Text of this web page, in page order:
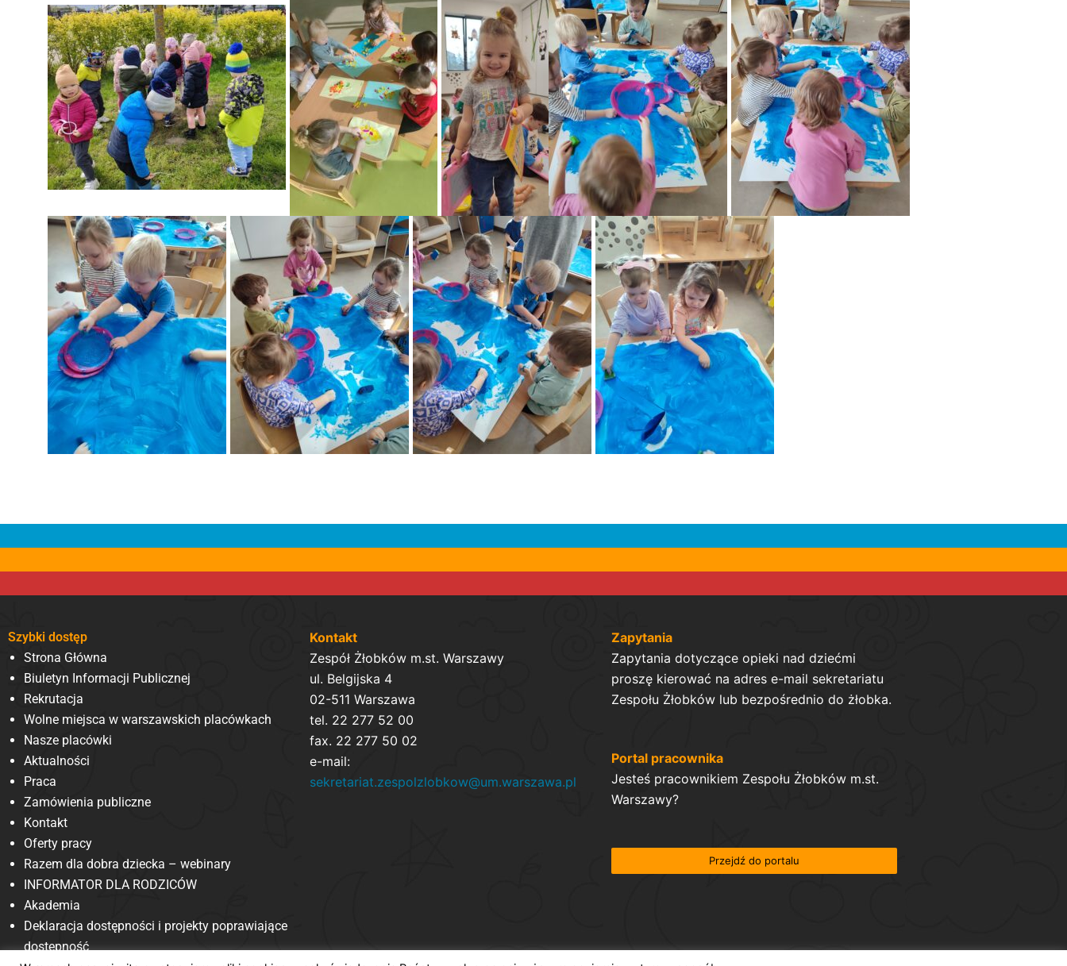
Szybki dostęp
Strona Główna
Biuletyn Informacji Publicznej
Rekrutacja
Wolne miejsca w warszawskich placówkach
Nasze placówki
Aktualności
Praca
Zamówienia publiczne
Kontakt
Oferty pracy
Razem dla dobra dziecka – webinary
INFORMATOR DLA RODZICÓW
Akademia
Deklaracja dostępności i projekty poprawiające
dostępność
Kontakt
Zespół Żłobków m.st. Warszawy
ul. Belgijska 4
02-511 Warszawa
tel. 22 277 52 00
fax. 22 277 50 02
e-mail:
sekretariat.zespolzlobkow@um.warszawa.pl
Zapytania
Zapytania dotyczące opieki nad dziećmi
proszę kierować na adres e-mail sekretariatu
Zespołu Żłobków lub bezpośrednio do żłobka.
Portal pracownika
Jesteś pracownikiem Zespołu Żłobków m.st.
Warszawy?
Przejdź do portalu